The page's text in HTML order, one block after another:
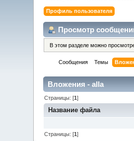
Профиль пользователя
Просмотр
В этом разделе можно
Сообщения Темы
Вложения - alla
Страницы: [1]
Название файла
Страницы: [1]